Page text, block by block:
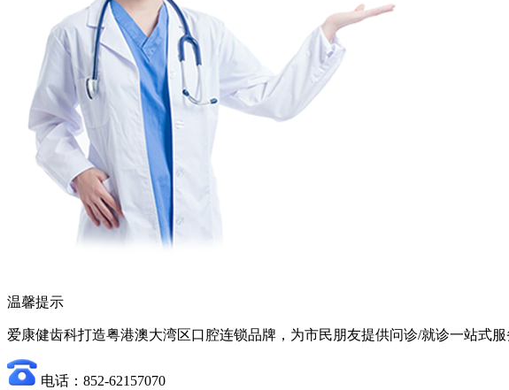
温馨提示
爱康健齿科打造粤港澳大湾区口腔连锁品牌，为市民朋友提供问诊/就诊一站式
电话：852-62157070